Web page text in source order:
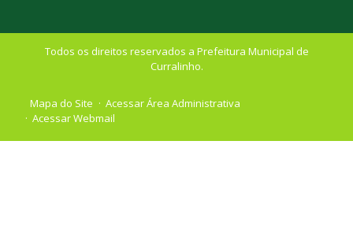
Todos os direitos reservados a Prefeitura Municipal de
Curralinho.
Mapa do Site
Acessar Área Administrativa
Acessar Webmail